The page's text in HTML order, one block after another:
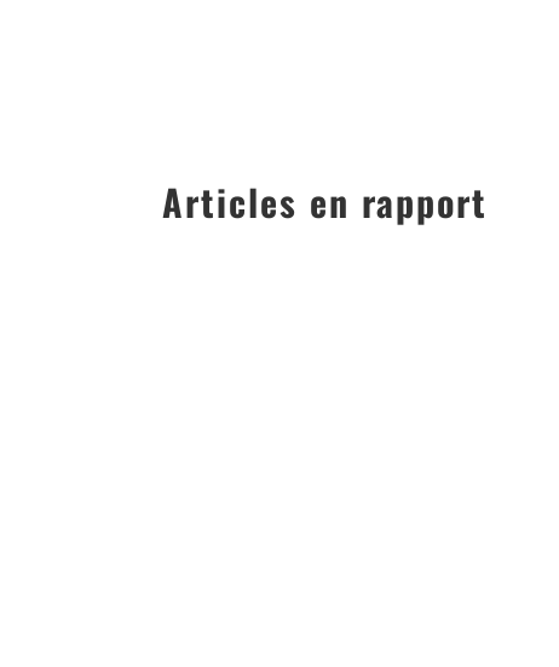
Articles en rapport